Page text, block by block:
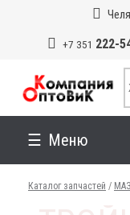
+7 351 222-
Меню
Каталог запчастей / МАЗ